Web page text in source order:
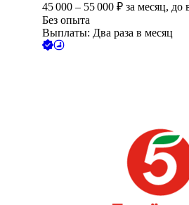
45 000 – 55 000 ₽ за месяц, до
Без опыта
Выплаты: Два раза в месяц